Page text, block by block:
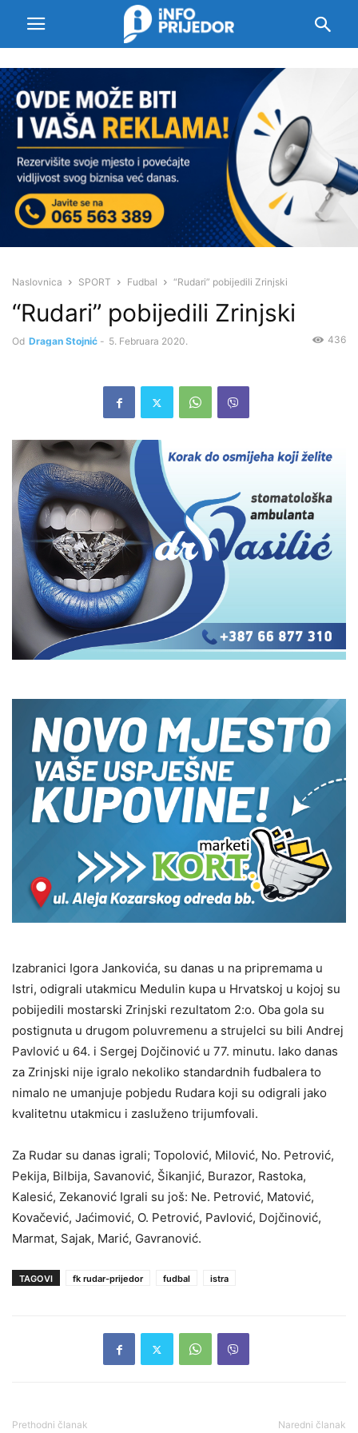
Naslovnica SPORT Fudbal “Rudari” pobijedili Zrinjski
“Rudari” pobijedili Zrinjski
Od Dragan Stojnić - 5. Februara 2020. 436
Izabranici Igora Jankovića, su danas u na pripremama u
Istri, odigrali utakmicu Medulin kupa u Hrvatskoj u kojoj su
pobijedili mostarski Zrinjski rezultatom 2:o. Oba gola su
postignuta u drugom poluvremenu a strujelci su bili Andrej
Pavlović u 64. i Sergej Dojčinović u 77. minutu. Iako danas
za Zrinjski nije igralo nekoliko standardnih fudbalera to
nimalo ne umanjuje pobjedu Rudara koji su odigrali jako
kvalitetnu utakmicu i zasluženo trijumfovali.
Za Rudar su danas igrali; Topolović, Milović, No. Petrović,
Pekija, Bilbija, Savanović, Šikanjić, Burazor, Rastoka,
Kalesić, Zekanović Igrali su još: Ne. Petrović, Matović,
Kovačević, Jaćimović, O. Petrović, Pavlović, Dojčinović,
Marmat, Sajak, Marić, Gavranović.
TAGOVI fk rudar-prijedor fudbal istra
Prethodni članak Naredni članak